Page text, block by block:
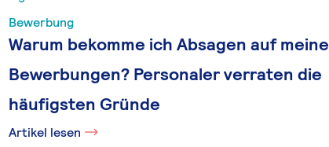
Bewerbung
Warum bekomme ich Absagen auf meine
Bewerbungen? Personaler verraten die
häufigsten Gründe
Artikel lesen